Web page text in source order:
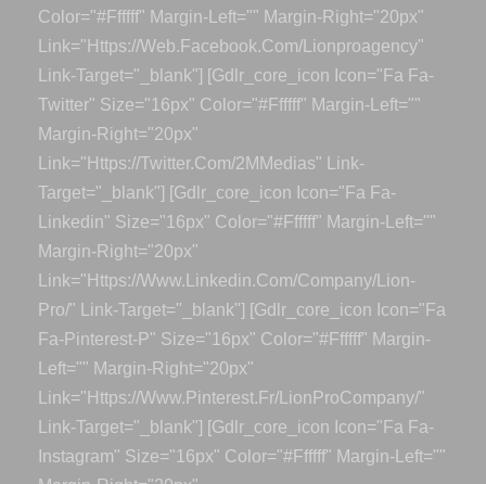
Color="#ffffff" Margin-Left="" Margin-Right="20px"
Link="https://web.facebook.com/lionproagency"
Link-Target="_blank"] [gdlr_core_icon Icon="fa Fa-
Twitter" Size="16px" Color="#ffffff" Margin-Left=""
Margin-Right="20px"
Link="https://twitter.com/2MMedias" Link-
Target="_blank"] [gdlr_core_icon Icon="fa Fa-
Linkedin" Size="16px" Color="#ffffff" Margin-Left=""
Margin-Right="20px"
Link="https://www.linkedin.com/company/lion-
Pro/" Link-Target="_blank"] [gdlr_core_icon Icon="fa
Fa-Pinterest-P" Size="16px" Color="#ffffff" Margin-
Left="" Margin-Right="20px"
Link="https://www.pinterest.fr/LionProCompany/"
Link-Target="_blank"] [gdlr_core_icon Icon="fa Fa-
Instagram" Size="16px" Color="#ffffff" Margin-Left=""